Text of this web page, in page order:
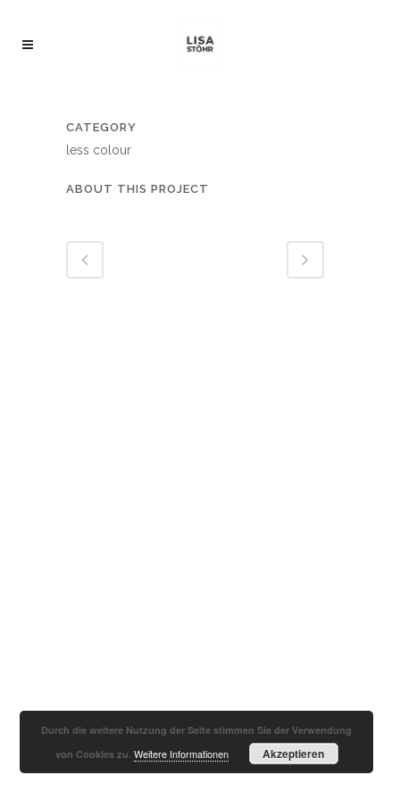
CATEGORY
less colour
ABOUT THIS PROJECT
Durch die weitere Nutzung der Seite stimmen Sie der Verwendung
von Cookies zu. Weitere Informationen Akzeptieren